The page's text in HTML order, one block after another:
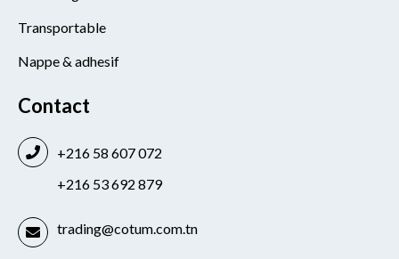
Transportable
Nappe & adhesif
Contact
+216 58 607 072
+216 53 692 879
trading@cotum.com.tn